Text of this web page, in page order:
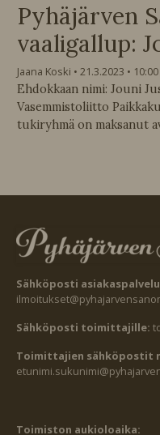
Pyhäjärven
vaaligallup:
Jaana Koski 21.3.2023
10:00
Ehdokkaan nimi: Jouni
Vasemmistoliitto
tukiryhmä on maksanut
Sähköposti
Sähköposti toimittajille:
Toimittajien sähköpostit
Toimiston aukioloaika: